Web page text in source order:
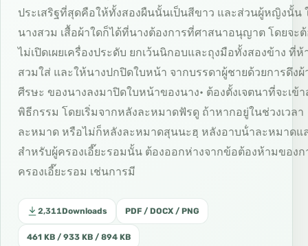
ประเสริฐที่สุดคือให้ทั้งสองผืนนั้นเป็นสีขาว และส่วนผู้หญิงนั้น
นางสวม เสื้อผ้าใดก็ได้ที่นางต้องการที่ศาสนาอนุญาต โดยจะ
ไม่เปิดเผยเครื่องประดับ ยกเว้นนิกอบและถุงมือทั้งสองข้าง ที่ห้
สวมใส่ และให้นางปกปิดใบหน้า จากบรรดาผู้ชายด้วยการดึงผ้
ศีรษะ ของนางลงมาปิดใบหน้าของนาง• ต้องตั้งเจตนาที่จะเข้า
พิธีกรรม โดยเริ่มจากหลังละหมาดฟัรดู ถ้าหากอยู่ในช่วงเวลา
ละหมาด หรือไม่ก็หลังละหมาดสุนนะฮฺ หลังอาบน้ําละหมาดแ
สําหรับผู้ครองเอี๊ยะรอมนั้น ต้องออกห่างจากข้อต้องห้ามของก
ครองเอี๊ยะรอม เช่นการมี
2,311Downloads PDF / DOCX / PNG
461 KB / 933 KB / 894 KB